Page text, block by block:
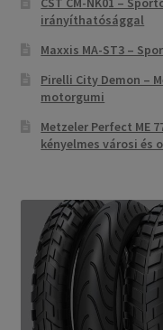
irányíthatósággal
Maxxis MA-ST3 –
Pirelli City Demon –
motorgumi
Metzeler Perfect ME
kényelmes városi és